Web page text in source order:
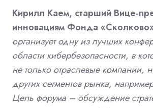
Кирилл Каем, старший Вице-
инновациям Фонда
организует одну из лучших
области кибербезопасности, в
не только отраслевые компании,
других сегментов рынка,
Цель форума – обсуждение